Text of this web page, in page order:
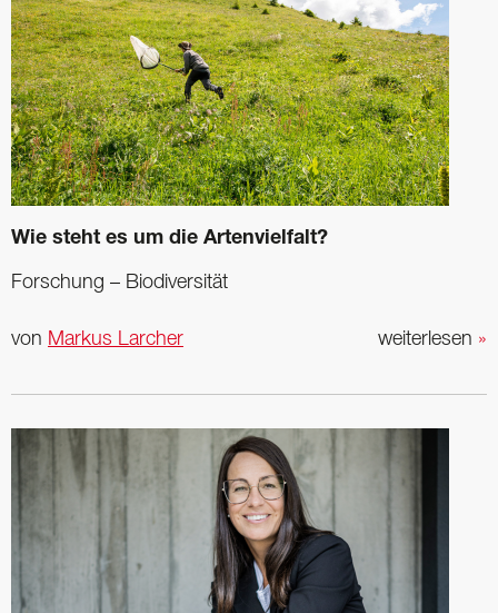
Wie steht es um die Artenvielfalt?
Forschung – Biodiversität
weiterlesen »
von Markus Larcher